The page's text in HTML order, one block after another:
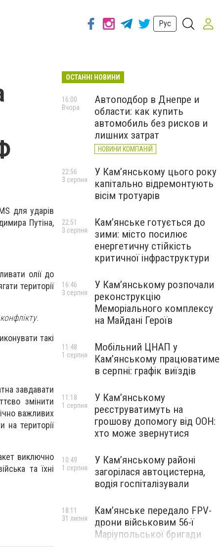
Рус
для ударів
Путіна,
олії до
території
такі
завдавати
змінити
важливих
на території
виключно
та їхні
ОСТАННІ НОВИНИ
Автоподбор в Днепре и
области: как купить
автомобиль без рисков и
лишних затрат
НОВИНИ КОМПАНІЙ
16:00
Вчора
У Кам’янському цього року
капітально відремонтують
вісім тротуарів
22:56
3 серпня
Кам’янське готується до
зими: місто посилює
енергетичну стійкість
критичної інфраструктури
22:51
3 серпня
У Кам’янському розпочали
реконструкцію
Меморіального комплексу
на Майдані Героїв
16:46
3 серпня
Мобільний ЦНАП у
Кам’янському працюватиме
в серпні: графік виїздів
11:48
1 серпня
У Кам’янському
реєструватимуть на
грошову допомогу від ООН:
хто може звернутися
11:18
1 серпня
У Кам’янському районі
загорілася автоцистерна,
водія госпіталізували
10:49
1 серпня
Кам’янське передало FPV-
дрони військовим 56-ї
Маріупольської бригади
18:11
31 липня